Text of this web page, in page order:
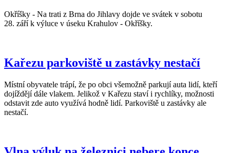
Okříšky - Na trati z Brna do Jihlavy dojde ve svátek v sobotu
28. září k výluce v úseku Krahulov - Okříšky.
Kařezu parkoviště u zastávky nestačí
Místní obyvatele trápí, že po obci všemožně parkují auta lidí, kteří
dojíždějí dále vlakem. Jelikož v Kařezu staví i rychlíky, možnosti
odstavit zde auto využívá hodně lidí. Parkoviště u zastávky ale
nestačí.